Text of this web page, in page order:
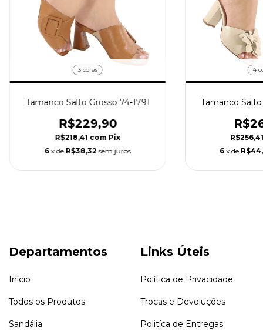
3 cores
Tamanco Salto Grosso 74-1791
R$229,90
R$218,41 com Pix
6 x de R$38,32 sem juros
4
Tamanco Salto
6 x de
Departamentos
Início
Todos os Produtos
Sandália
Links Úteis
Política de Privacidade
Trocas e Devoluções
Politíca de Entregas